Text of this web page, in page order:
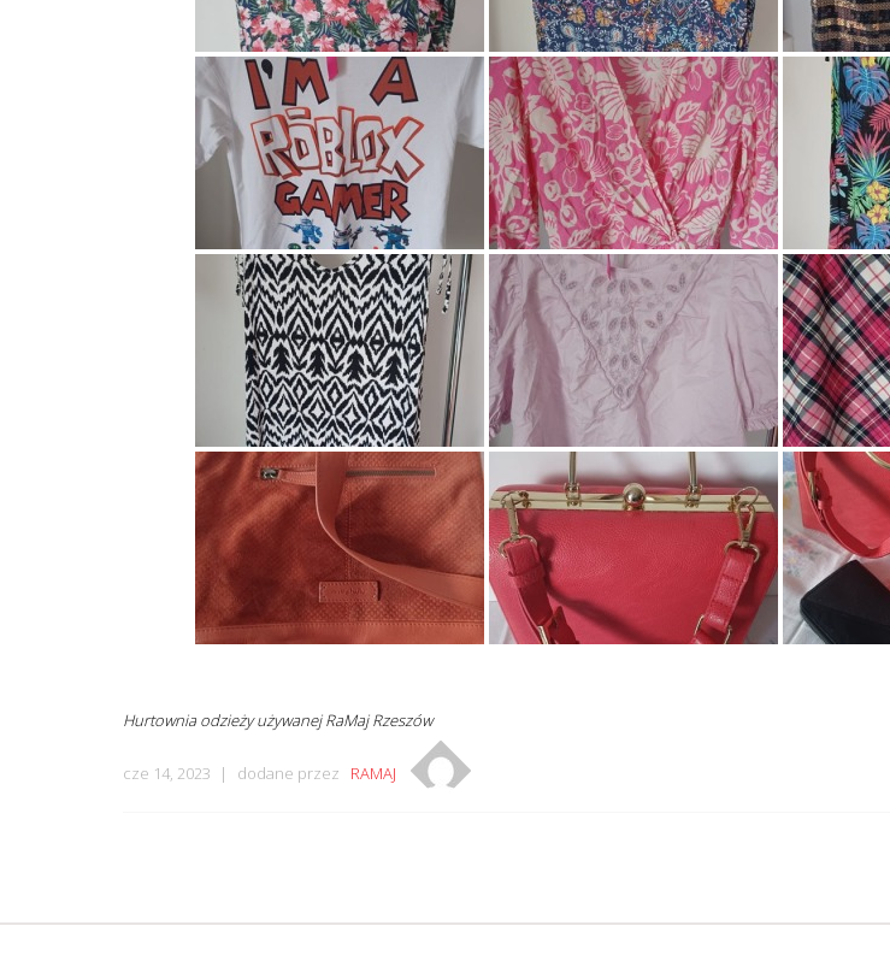
Hurtownia odzieży używanej RaMaj Rzeszów
cze 14, 2023 dodane przez RAMAJ